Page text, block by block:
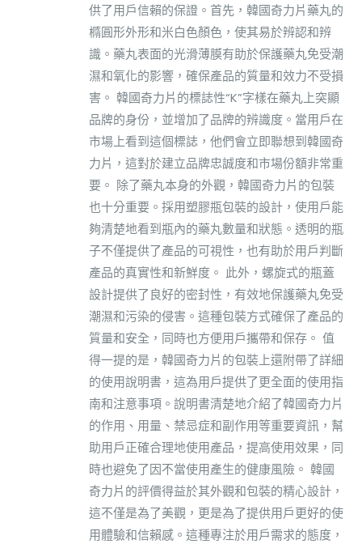
供了用戶信賴的保證。首先，韓國奇力片藥丸的
橢圓形外形和米白色顏色，使其易於辨認和辨
識。藥丸表面的光滑薄膜有助於保護藥丸免受潮
濕和氧化的影響，確保產品的質量和效力不受損
害。 韓國奇力片的標誌性“K”字樣在藥丸上突顯
品牌的身份，並增加了品牌的辨識度。當用戶在
市場上看到這個標誌，他們會立即聯想到韓國奇
力片，這對於建立品牌忠誠度和市場份額非常重
要。 除了藥丸本身的外觀，韓國奇力片的包裝
也十分重要。採用塑膠瓶包裝的設計，使用戶能
夠清楚地看到瓶內的藥丸數量和狀態。透明的瓶
子不僅提供了產品的可視性，也有助於用戶判斷
產品的真實性和新鮮度。 此外，螺旋式的瓶蓋
設計提供了良好的密封性，有效地保護藥丸免受
潮濕和污染的侵害。這種包裝方式確保了產品的
質量和安全，同時也方便用戶攜帶和保存。 值
得一提的是，韓國奇力片的包裝上還附帶了詳細
的使用說明書，這為用戶提供了更全面的使用指
南和注意事項。說明書清楚地介紹了韓國奇力片
的作用、用量、禁忌症和副作用等重要資訊，幫
助用戶正確合理地使用產品，提高使用效果，同
時也避免了因不當使用產生的健康風險。 韓國
奇力片的評價得益於其外觀和包裝的精心設計，
這不僅是為了美觀，更是為了提供用戶更好的使
用體驗和信賴感。這種專注於用戶需求的態度，